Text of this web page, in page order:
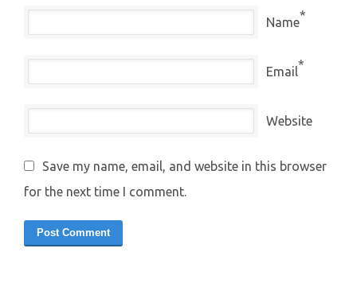
Name*
Email*
Website
Save my name, email, and website in this browser
for the next time I comment.